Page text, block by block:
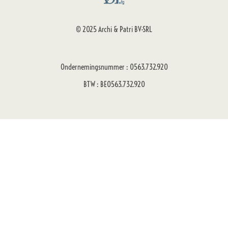
© 2025 Archi & Patri BV-SRL
Ondernemingsnummer : 0563.732.920
BTW : BE0563.732.920